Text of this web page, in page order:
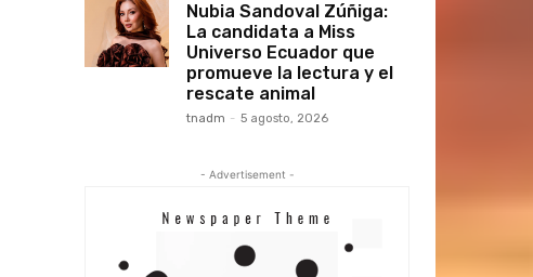
Nubia Sandoval Zúñiga:
La candidata a Miss
Universo Ecuador que
promueve la lectura y el
rescate animal
tnadm - 5 agosto, 2026
- Advertisement -